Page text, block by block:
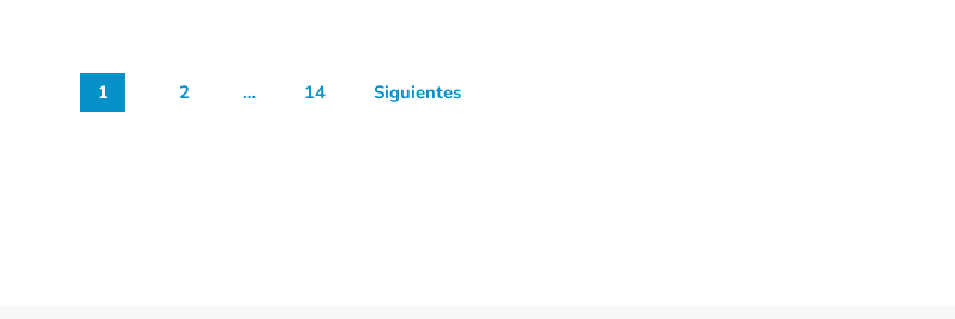
1 2 … 14 Siguientes